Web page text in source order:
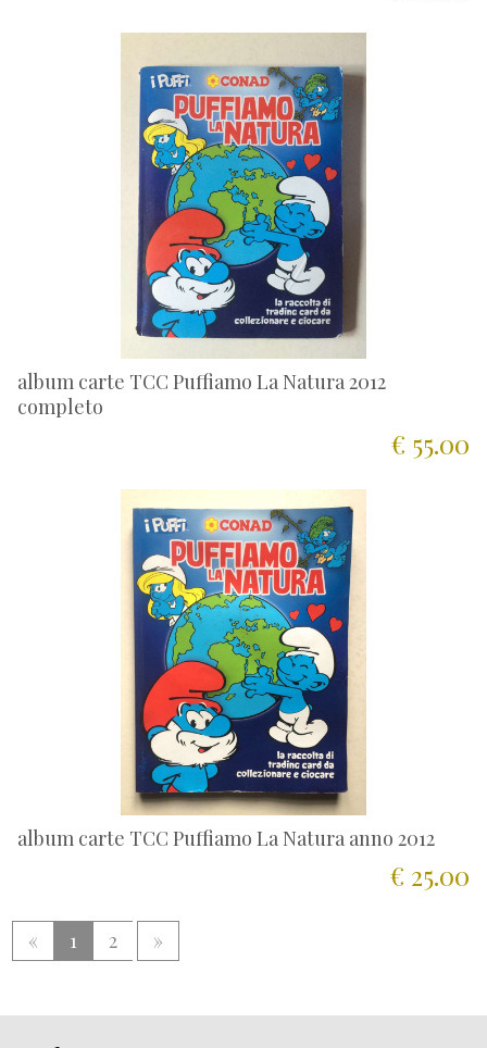
album carte TCC Puffiamo La Natura 2012
completo
€ 55.00
album carte TCC Puffiamo La Natura anno 2012
€ 25.00
« 1 2 »